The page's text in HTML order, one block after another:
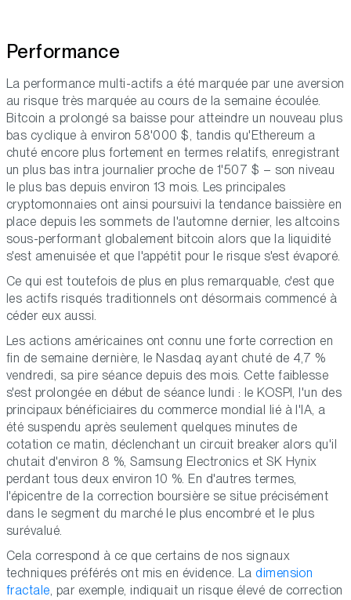
Performance
La performance multi-actifs a été marquée par une aversion
au risque très marquée au cours de la semaine écoulée.
Bitcoin a prolongé sa baisse pour atteindre un nouveau plus
bas cyclique à environ 58'000 $, tandis qu'Ethereum a
chuté encore plus fortement en termes relatifs, enregistrant
un plus bas intra journalier proche de 1'507 $ – son niveau
le plus bas depuis environ 13 mois. Les principales
cryptomonnaies ont ainsi poursuivi la tendance baissière en
place depuis les sommets de l'automne dernier, les altcoins
sous-performant globalement bitcoin alors que la liquidité
s'est amenuisée et que l'appétit pour le risque s'est évaporé.
Ce qui est toutefois de plus en plus remarquable, c'est que
les actifs risqués traditionnels ont désormais commencé à
céder eux aussi.
Les actions américaines ont connu une forte correction en
fin de semaine dernière, le Nasdaq ayant chuté de 4,7 %
vendredi, sa pire séance depuis des mois. Cette faiblesse
s'est prolongée en début de séance lundi : le KOSPI, l'un des
principaux bénéficiaires du commerce mondial lié à l'IA, a
été suspendu après seulement quelques minutes de
cotation ce matin, déclenchant un circuit breaker alors qu'il
chutait d'environ 8 %, Samsung Electronics et SK Hynix
perdant tous deux environ 10 %. En d'autres termes,
l'épicentre de la correction boursière se situe précisément
dans le segment du marché le plus encombré et le plus
surévalué.
Cela correspond à ce que certains de nos signaux
techniques préférés ont mis en évidence. Ladimension
fractale, par exemple, indiquait un risque élevé de correction